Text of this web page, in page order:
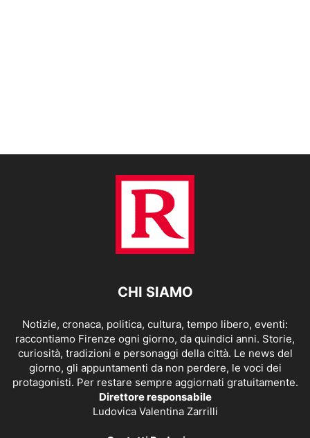
CHI SIAMO
Notizie, cronaca, politica, cultura, tempo libero, eventi:
raccontiamo Firenze ogni giorno, da quindici anni. Storie,
curiosità, tradizioni e personaggi della città. Le news del
giorno, gli appuntamenti da non perdere, le voci dei
protagonisti. Per restare sempre aggiornati gratuitamente.
Direttore responsabile
Ludovica Valentina Zarrilli